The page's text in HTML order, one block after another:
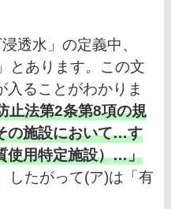
透水」の定義中、
あります。この文
入ることがわかりま
止法第2条第8項の規
の施設において…す
使用特定施設）…」
したがって(ア)は「有